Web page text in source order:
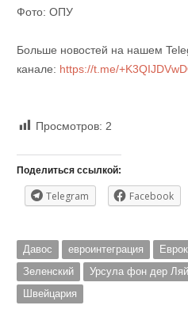
Фото: ОПУ
Больше новостей на нашем
канале: https://t.me/
Просмотров: 2
Поделиться ссылкой:
Telegram Facebook
Давос евроинтеграция
Зеленский
Урсула фон дер
Швейцария